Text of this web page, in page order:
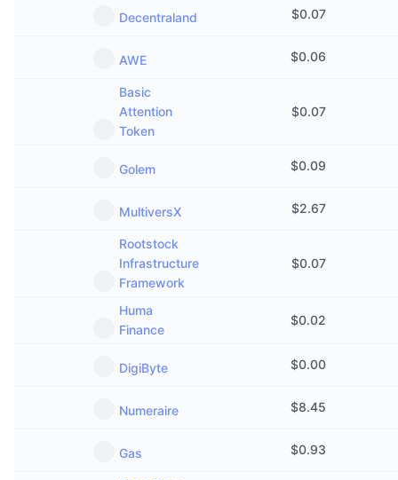
Technologie
Celkové NFT statistiky
Připravované prodeje
Likvidace
Sazby financování
Diamantové odměny
Učte se a vydělávejte
Kalendář ICO
Kalendář událostí
Decentraland $0.07
AWE $0.06
Basic
Attention
Token
$0.07
Golem $0.09
MultiversX $2.67
Rootstock
Infrastructure
Framework
$0.07
Huma
Finance
$0.02
DigiByte $0.00
Numeraire $8.45
Gas $0.93